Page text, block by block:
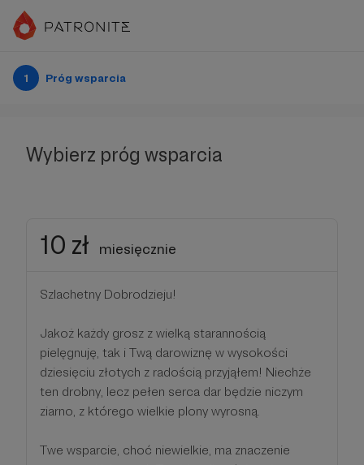
1 Próg wsparcia
Wybierz próg wsparcia
10 zł miesięcznie
Szlachetny Dobrodzieju!
Jakoż każdy grosz z wielką starannością
pielęgnuję, tak i Twą darowiznę w wysokości
dziesięciu złotych z radością przyjąłem! Niechże
ten drobny, lecz pełen serca dar będzie niczym
ziarno, z którego wielkie plony wyrosną.
Twe wsparcie, choć niewielkie, ma znaczenie